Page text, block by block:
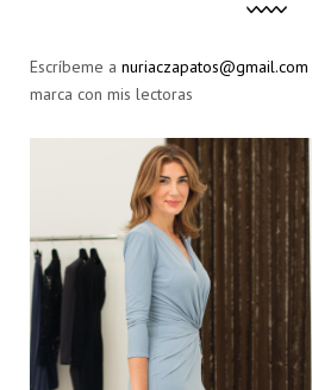
Escríbeme a nuriaczapatos@gmail.com
marca con mis lectoras